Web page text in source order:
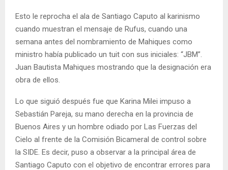
Esto le reprocha el ala de Santiago Caputo al karinismo
cuando muestran el mensaje de Rufus, cuando una
semana antes del nombramiento de Mahiques como
ministro había publicado un tuit con sus iniciales: “JBM”.
Juan Bautista Mahiques mostrando que la designación era
obra de ellos.
Lo que siguió después fue que Karina Milei impuso a
Sebastián Pareja, su mano derecha en la provincia de
Buenos Aires y un hombre odiado por Las Fuerzas del
Cielo al frente de la Comisión Bicameral de control sobre
la SIDE. Es decir, puso a observar a la principal área de
Santiago Caputo con el objetivo de encontrar errores para